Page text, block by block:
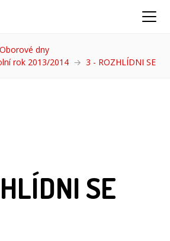
Oborové dny
rok 2013/2014
3 - ROZHLÍDNI SE
SE